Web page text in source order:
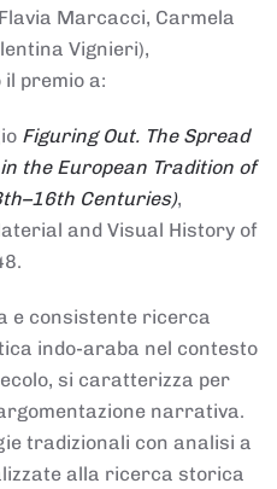
Marcacci, Carmela
Vignieri),
il premio a:
Figuring Out. The Spread
the European Tradition of
Centuries),
and Visual History of
e consistente ricerca
indo-araba nel contesto
si caratterizza per
narrativa.
tradizionali con analisi a
alla ricerca storica